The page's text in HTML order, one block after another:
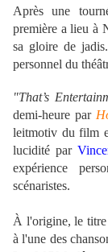
Après une
première a lieu à
sa gloire de
personnel du
"That’s
demi-heure par
leitmotiv du film
lucidité par
expérience
scénaristes.
À l'origine, le
à l'une des